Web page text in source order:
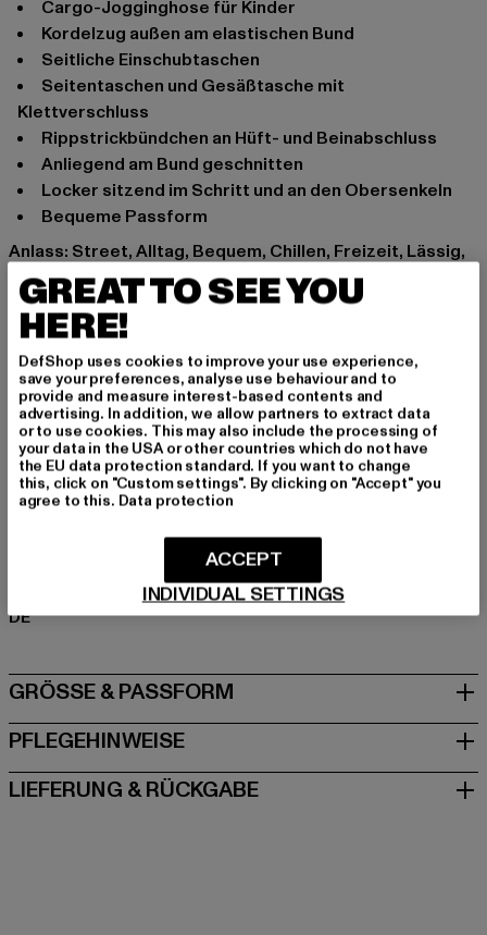
Cargo-Jogginghose für Kinder
Kordelzug außen am elastischen Bund
Seitliche Einschubtaschen
Seitentaschen und Gesäßtasche mit
Klettverschluss
Rippstrickbündchen an Hüft- und Beinabschluss
Anliegend am Bund geschnitten
Locker sitzend im Schritt und an den Obersenkeln
Bequeme Passform
Anlass: Street, Alltag, Bequem, Chillen, Freizeit, Lässig,
Casual
Verschlussarten: Gummizug, Band zum Binden
Schnitt: Locker
Marke: Urban Classics
Kat.: Trousers - Sweat
Farbe: schwarz
Hersteller Farbe: black
Materialzusammensetzung: 80% Baumwolle, 20%
Polyester
Art.Nr: UCK1395-00007
Hersteller: TB International GmbH |
Dr.-Robert-Murjahn-Straße 7 | 64372 Ober-Ramstadt |
DE
GRÖSSE & PASSFORM
PFLEGEHINWEISE
LIEFERUNG & RÜCKGABE
GREAT TO SEE YOU
HERE!
DefShop uses cookies to improve your use experience,
save your preferences, analyse use behaviour and to
provide and measure interest-based contents and
advertising. In addition, we allow partners to extract data
or to use cookies. This may also include the processing of
your data in the USA or other countries which do not have
the EU data protection standard. If you want to change
this, click on "Custom settings". By clicking on "Accept" you
agree to this. Data protection
INDIVIDUAL SETTINGS
ACCEPT